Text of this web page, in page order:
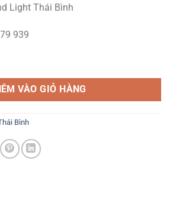
Light Thái Bình
939
– Giá bán: 0386 279 939 số lượng
VÀO GIỎ HÀNG
Bình